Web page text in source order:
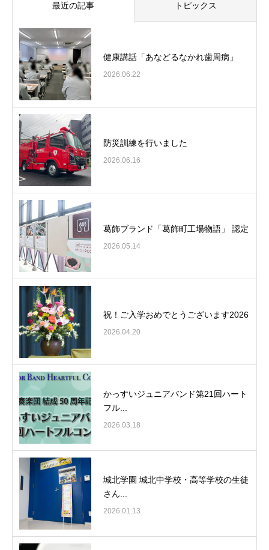
最近の記事 トピックス
健康講話「あなどるなかれ歯周病」
2026.06.22
防災訓練を行いました
2026.06.16
葛飾ブランド「葛飾町工場物語」 認定
2026.05.14
祝！ご入学おめでとうございます2026
2026.04.20
かっすいジュニアバンド第21回ハート
フル...
2026.03.18
城北学園 城北中学校・高等学校の生徒
さん...
2026.01.13